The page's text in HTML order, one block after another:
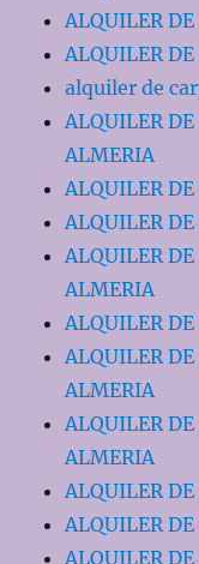
ALQUILER
ALQUILER
alquiler de
ALQUILER DE
ALMERIA
ALQUILER
ALQUILER
ALQUILER
ALMERIA
ALQUILER
ALQUILER
ALMERIA
ALQUILER
ALMERIA
ALQUILER
ALQUILER
ALQUILER DE